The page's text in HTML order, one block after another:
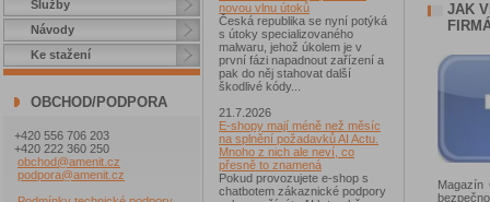
Služby
Návody
Ke stažení
OBCHOD/PODPORA
+420 556 706 203
+420 222 360 250
obchod@amenit.cz
podpora@amenit.cz
novou vlnu útoků
Česká republika se nyní potýká
s útoky specializovaného
malwaru, jehož úkolem je v
první fázi napadnout zařízení a
pak do něj stahovat další
škodlivé kódy...
21.7.2026
E-shopy mají méně než měsíc
na splnění požadavků AI Actu.
Mnoho z nich ale neví, co
přesně to znamená
Pokud provozujete e-shop s
chatbotem zákaznické podpory
JAK
Magazín